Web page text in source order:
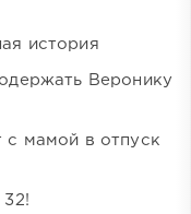
история
Веронику
с мамой в отпуск